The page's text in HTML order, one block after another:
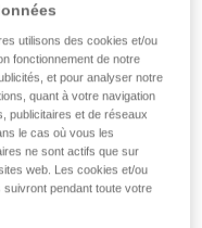
configurations où la
est incertaine. Il
fonction anti-
à l’horizontale,
la descente. Si
la fonction anti-
la descente.
une corde résistante à
un connecteur Am'D
utilisons des cookies et/ou
fonctionnement de notre
et pour analyser notre
quant à votre navigation
publicitaires et de réseaux
le cas où vous les
ne sont actifs que sur
web. Les cookies et/ou
pendant toute votre